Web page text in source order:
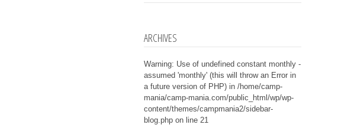
ARCHIVES
Warning: Use of undefined constant monthly -
assumed 'monthly' (this will throw an Error in
a future version of PHP) in /home/camp-
mania/camp-mania.com/public_html/wp/wp-
content/themes/campmania2/sidebar-
blog.phpon line 21